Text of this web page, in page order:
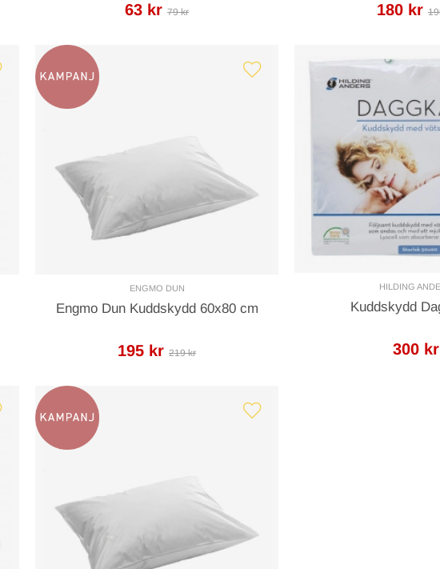
63 kr 79 kr 180 kr
ENGMO DUN
Engmo Dun Kuddskydd 60x80 cm
195 kr 219 kr
HILDING
Kuddskydd
300 kr